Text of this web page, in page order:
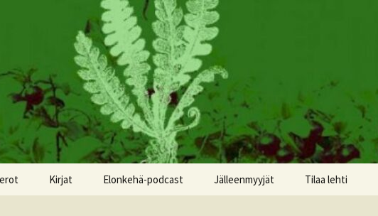
Kirjat Elonkehä-podcast Jälleenmyyjät Tilaa lehti